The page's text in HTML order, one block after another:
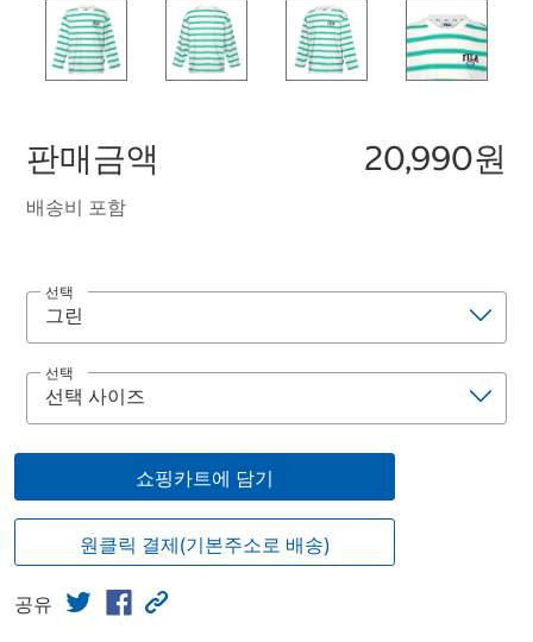
판매금액 20,990원
배송비 포함
선택
선택
쇼핑카트에 담기
원클릭 결제(기본주소로 배송)
공유